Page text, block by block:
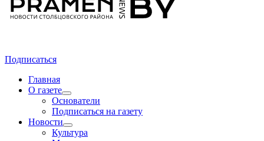
Подписаться
Главная
О газете
Основатели
Подписаться на газету
Новости
Культура